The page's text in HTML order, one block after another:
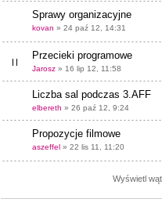
Sprawy organizacyjne
kovan » 24 paź 12, 14:31
Przecieki programowe
Jarosz » 16 lip 12, 11:58
Liczba sal podczas 3.AFF
elbereth » 26 paź 12, 9:24
Propozycje filmowe
aszeffel » 22 lis 11, 11:20
Wyświetl